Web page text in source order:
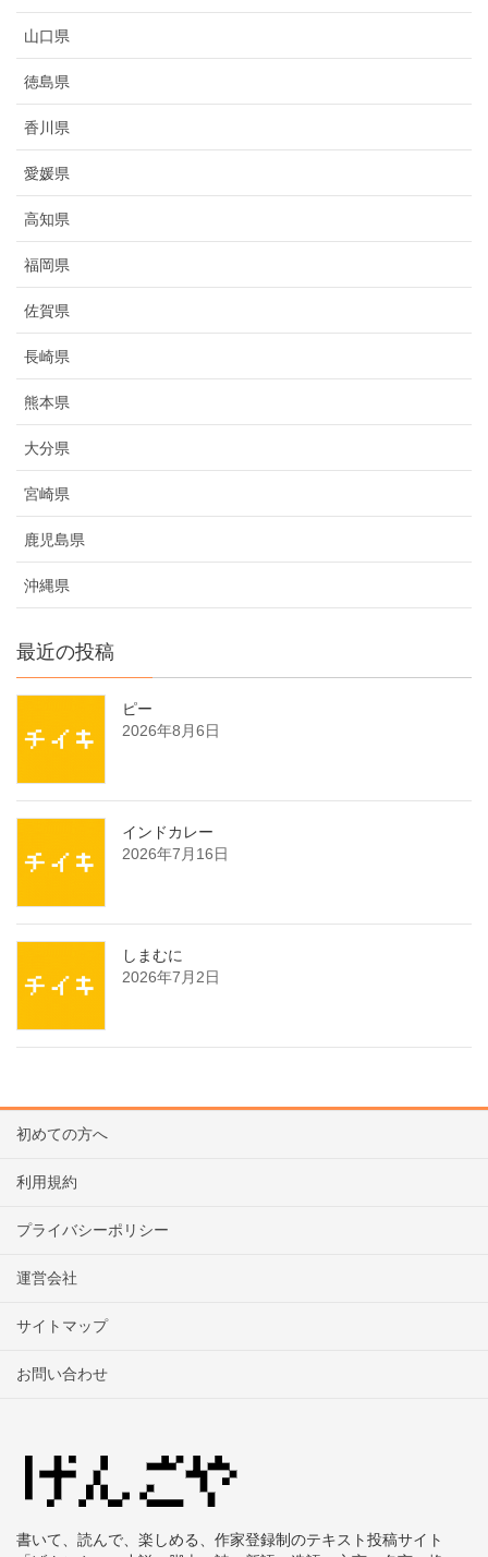
山口県
徳島県
香川県
愛媛県
高知県
福岡県
佐賀県
長崎県
熊本県
大分県
宮崎県
鹿児島県
沖縄県
最近の投稿
ピー
2026年8月6日
インドカレー
2026年7月16日
しまむに
2026年7月2日
初めての方へ
利用規約
プライバシーポリシー
運営会社
サイトマップ
お問い合わせ
書いて、読んで、楽しめる、作家登録制のテキスト投稿サイト